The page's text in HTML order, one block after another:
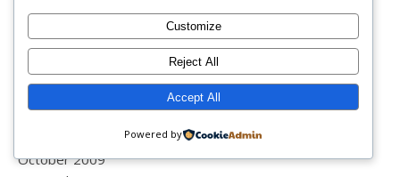
May 2010
March 2010
February 2010
October 2009
Customize
Reject All
Accept All
Powered by